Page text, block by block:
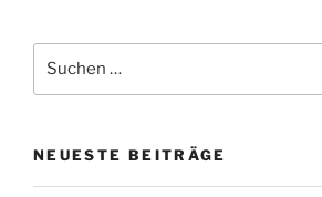
nach:
NEUESTE BEITRÄGE